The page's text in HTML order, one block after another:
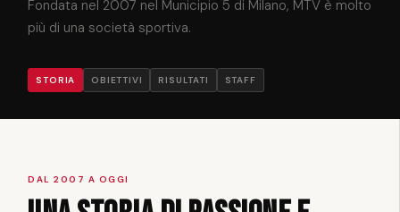
Fondata nel 2007 nel Municipio 5 di Milano, MTV è molto
più di una società sportiva.
STORIA OBIETTIVI RISULTATI STAFF
DAL 2007 A OGGI